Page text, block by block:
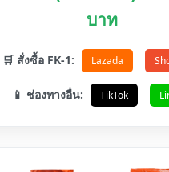
บาท
🛒 สั่งซื้อ FK-1: Lazada
📱 ช่องทางอื่น: TikTok